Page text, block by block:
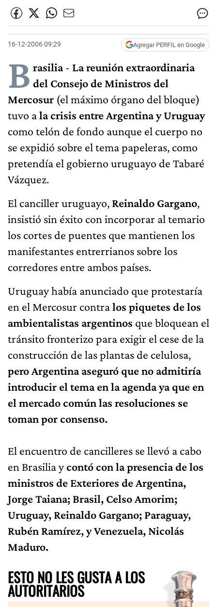
16-12-2006 09:29 Agregar PERFIL en Google
B rasilia- La reunión extraordinaria
del Consejo de Ministros del
Mercosur (el máximo órgano del bloque)
tuvo ala crisis entre Argentina y Uruguay
como telón de fondo aunque el cuerpo no
se expidió sobre el tema papeleras, como
pretendía el gobierno uruguayo de Tabaré
Vázquez.
El canciller uruguayo, Reinaldo Gargano,
insistió sin éxito con incorporar al temario
los cortes de puentes que mantienen los
manifestantes entrerrianos sobre los
corredores entre ambos países.
Uruguay había anunciado que protestaría
en el Mercosur contralos piquetes de los
ambientalistas argentinos que bloquean el
tránsito fronterizo para exigir el cese de la
construcción de las plantas de celulosa,
pero Argentina aseguró que no admitiría
introducir el tema en la agenda ya que en
el mercado común las resoluciones se
toman por consenso.
El encuentro de cancilleres se llevó a cabo
en Brasilia ycontó con la presencia de los
ministros de Exteriores de Argentina,
Jorge Taiana; Brasil, Celso Amorim;
Uruguay, Reinaldo Gargano; Paraguay,
Rubén Ramírez, y Venezuela, Nicolás
Maduro.
ESTO NO LES GUSTA A LOS
AUTORITARIOS